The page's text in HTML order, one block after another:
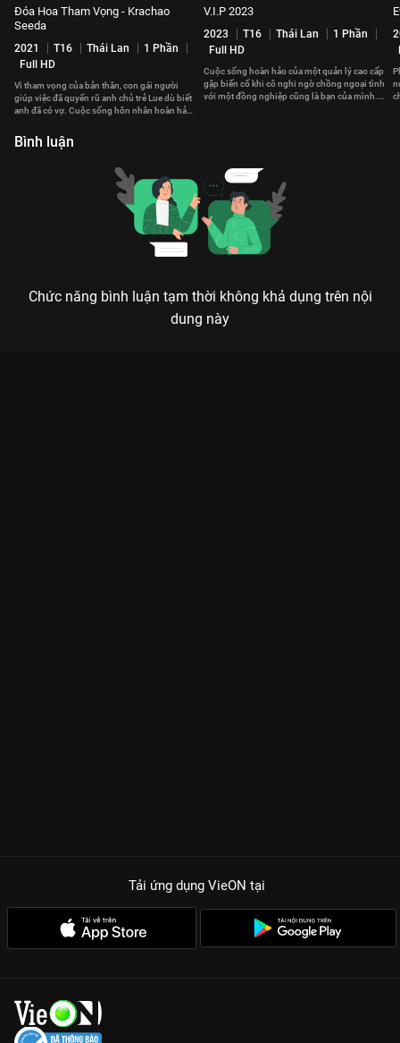
Đóa Hoa Tham Vọng - Krachao
Seeda
2021 T16 Thái Lan
1 Phần
Full HD
Vì tham vọng của bản thân, con gái người
giúp việc đã quyến rũ anh chủ trẻ Lue dù biết
anh đã có vợ. Cuộc sống hôn nhân hoàn hảo
V.I.P 2023
2023 T16 Thái Lan
1 Phần
Full HD
Cuộc sống hoàn hảo của một quản lý cao cấp
gặp biến cố khi cô nghi ngờ chồng ngoại tình
với một đồng nghiệp cũng là bạn của mình.
Bình luận
Chức năng bình luận tạm thời không khả dụng trên nội
dung này
Tải ứng dụng VieON tại